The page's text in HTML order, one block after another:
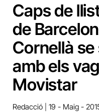
Caps de
de
Cornellà
amb els
Movistar
Redacció 19 - Maig -